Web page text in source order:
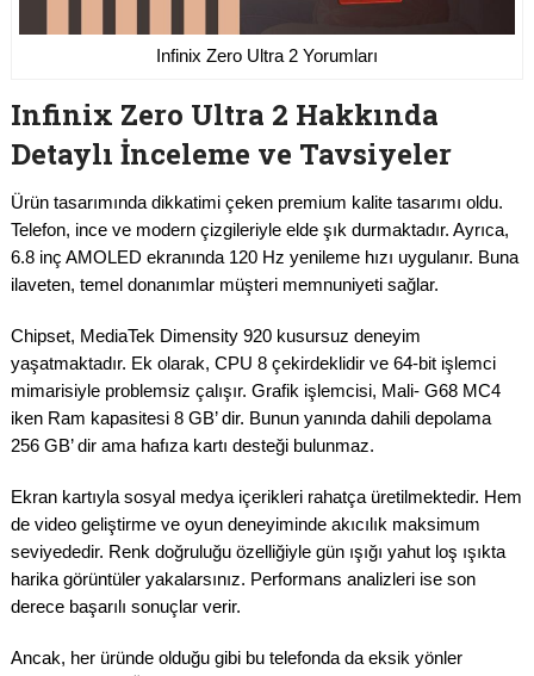
Infinix Zero Ultra 2 Yorumları
Infinix Zero Ultra 2 Hakkında
Detaylı İnceleme ve Tavsiyeler
Ürün tasarımında dikkatimi çeken premium kalite tasarımı oldu.
Telefon, ince ve modern çizgileriyle elde şık durmaktadır. Ayrıca,
6.8 inç AMOLED ekranında 120 Hz yenileme hızı uygulanır. Buna
ilaveten, temel donanımlar müşteri memnuniyeti sağlar.
Chipset, MediaTek Dimensity 920 kusursuz deneyim
yaşatmaktadır. Ek olarak, CPU 8 çekirdeklidir ve 64-bit işlemci
mimarisiyle problemsiz çalışır. Grafik işlemcisi, Mali- G68 MC4
iken Ram kapasitesi 8 GB’ dir. Bunun yanında dahili depolama
256 GB’ dir ama hafıza kartı desteği bulunmaz.
Ekran kartıyla sosyal medya içerikleri rahatça üretilmektedir. Hem
de video geliştirme ve oyun deneyiminde akıcılık maksimum
seviyededir. Renk doğruluğu özelliğiyle gün ışığı yahut loş ışıkta
harika görüntüler yakalarsınız. Performans analizleri ise son
derece başarılı sonuçlar verir.
Ancak, her üründe olduğu gibi bu telefonda da eksik yönler